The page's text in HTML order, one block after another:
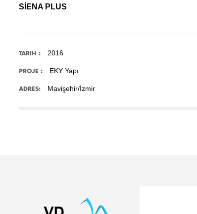
SİENA PLUS
TARIH : 2016
PROJE : EKY Yapı
ADRES: Mavişehir/İzmir